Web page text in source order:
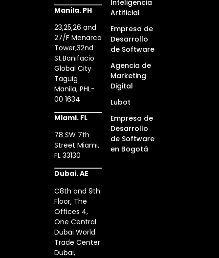
Manila. PH
23,25,26 and
27/F Menarco
Tower,32nd
St.Bonifacio
Global City
Taguig
Manila, PHL-
00 1634
MIami. FL
78 SW 7th
Street Miami,
FL 33130
Dubai. AE
C8th and 9th
Floor, The
Offices 4,
One Central
Dubai World
Trade Center
Dubai,
Inteligencia
Artificial
Empresa de
Desarrollo
de Software
Agencia de
Marketing
Digital
Lubot
Empresa de
Desarrollo
de Software
en Bogotá